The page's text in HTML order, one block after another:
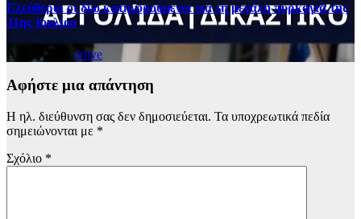
Ελεύθεροι οι δύο κατηγορούμενοι για τη μεγάλη πυρκαγιά της
31ης Ιουλίου
Αυγ 5, 2026 drlive
Αφήστε μια απάντηση
Η ηλ. διεύθυνση σας δεν δημοσιεύεται. Τα υποχρεωτικά πεδία
σημειώνονται με *
Σχόλιο *